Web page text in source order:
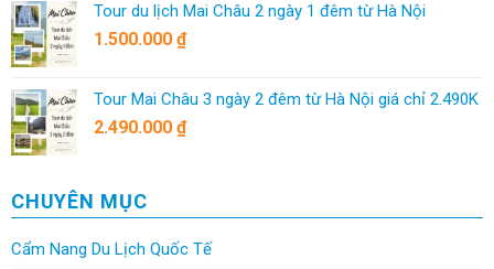
Tour du lịch Mai Châu 2 ngày 1 đêm từ Hà Nội
1.500.000 ₫
Tour Mai Châu 3 ngày 2 đêm từ Hà Nội giá chỉ 2.490K
2.490.000 ₫
CHUYÊN MỤC
Cẩm Nang Du Lịch Quốc Tế